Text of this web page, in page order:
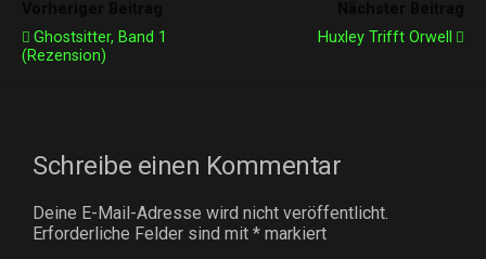
Ghostsitter, Band 1
(Rezension)
Huxley Trifft Orwell
Schreibe einen Kommentar
Deine E-Mail-Adresse wird nicht veröffentlicht.
Erforderliche Felder sind mit * markiert